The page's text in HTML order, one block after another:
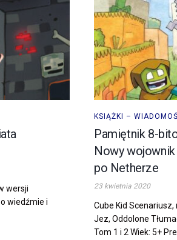
wersji
wiedźmie i
KSIĄŻKI –
Pamiętnik 8-
Nowy
po Netherze
23 kwietnia 2020
Cube Kid
Jez, Oddolone
Tom 1 i 2 Wiek: 5+